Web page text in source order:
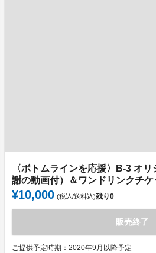
〈ボトムラインを応援〉B-3 オ
謝の動画付）＆ワンドリンクチ
¥10,000 (税込/送料込)残り0
販売終了
ご提供予定時期：2020年9月以降予定